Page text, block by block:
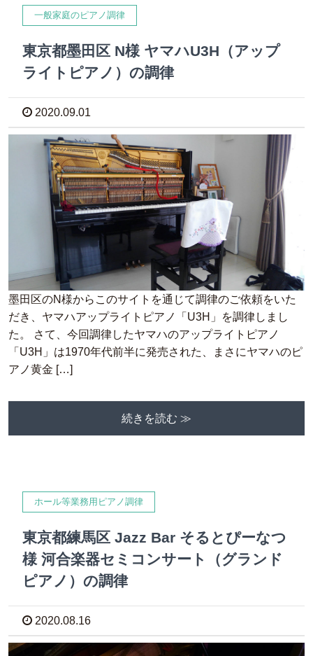
一般家庭のピアノ調律
東京都墨田区 N様 ヤマハU3H（アップ
ライトピアノ）の調律
2020.09.01
墨田区のN様からこのサイトを通じて調律のご依頼をいた
だき、ヤマハアップライトピアノ「U3H」を調律しまし
た。 さて、今回調律したヤマハのアップライトピアノ
「U3H」は1970年代前半に発売された、まさにヤマハのピ
アノ黄金 […]
続きを読む ≫
ホール等業務用ピアノ調律
東京都練馬区 Jazz Bar そるとぴーなつ
様 河合楽器セミコンサート（グランド
ピアノ）の調律
2020.08.16